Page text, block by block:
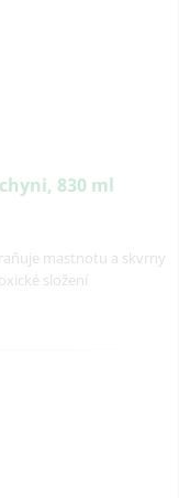
830 ml
mastnotu a skvrny
složení